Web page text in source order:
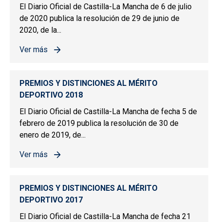
El Diario Oficial de Castilla-La Mancha de 6 de julio
de 2020 publica la resolución de 29 de junio de
2020, de la...
Ver más
sobre PREMIOS Y DISTINCIONES AL MÉRITO
PREMIOS Y DISTINCIONES AL MÉRITO
DEPORTIVO 2018
El Diario Oficial de Castilla-La Mancha de fecha 5 de
febrero de 2019 publica la resolución de 30 de
enero de 2019, de...
Ver más
sobre PREMIOS Y DISTINCIONES AL MÉRITO
PREMIOS Y DISTINCIONES AL MÉRITO
DEPORTIVO 2017
El Diario Oficial de Castilla-La Mancha de fecha 21